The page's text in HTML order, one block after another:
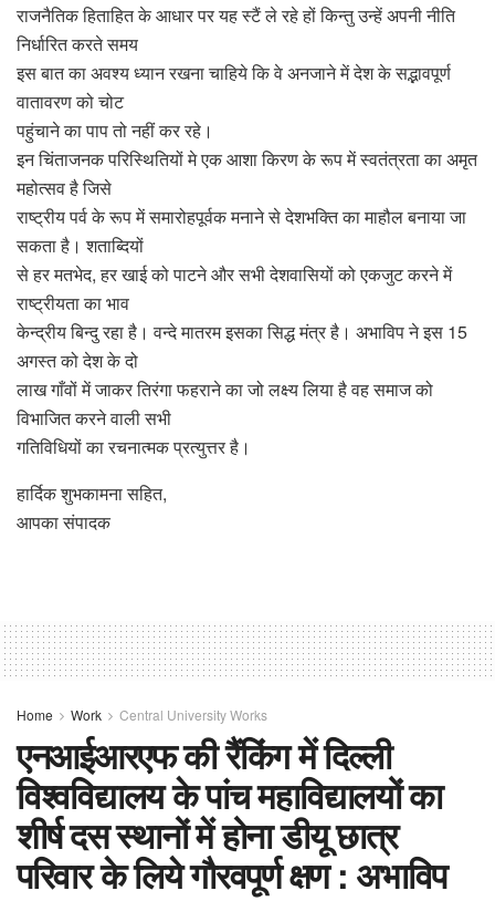
राजनैतिक हिताहित के आधार पर यह स्टैं ले रहे हों किन्तु उन्हें अपनी नीति
निर्धारित करते समय
इस बात का अवश्य ध्यान रखना चाहिये कि वे अनजाने में देश के सद्भावपूर्ण
वातावरण को चोट
पहुंचाने का पाप तो नहीं कर रहे।
इन चिंताजनक परिस्थितियों मे एक आशा किरण के रूप में स्वतंत्रता का अमृत
महोत्सव है जिसे
राष्ट्रीय पर्व के रूप में समारोहपूर्वक मनाने से देशभक्ति का माहौल बनाया जा
सकता है। शताब्दियों
से हर मतभेद, हर खाई को पाटने और सभी देशवासियों को एकजुट करने में
राष्ट्रीयता का भाव
केन्द्रीय बिन्दु रहा है। वन्दे मातरम इसका सिद्ध मंत्र है। अभाविप ने इस 15
अगस्त को देश के दो
लाख गाँवों में जाकर तिरंगा फहराने का जो लक्ष्य लिया है वह समाज को
विभाजित करने वाली सभी
गतिविधियों का रचनात्मक प्रत्युत्तर है।
हार्दिक शुभकामना सहित,
आपका संपादक
Home Work Central University Works
एनआईआरएफ की रैंकिंग में दिल्ली
विश्वविद्यालय के पांच महाविद्यालयों का
शीर्ष दस स्थानों में होना डीयू छात्र
परिवार के लिये गौरवपूर्ण क्षण : अभाविप